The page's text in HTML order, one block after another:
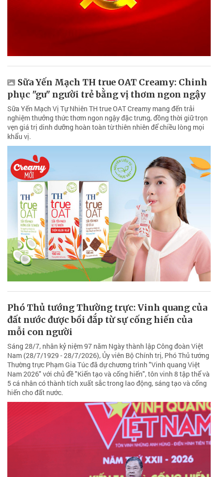
Sữa Yến Mạch TH true OAT Creamy: Chinh
phục "gu" người trẻ bằng vị thơm ngon ngậy
Sữa Yến Mạch Vị Tự Nhiên TH true OAT Creamy mang đến trải
nghiệm thưởng thức thơm ngon ngậy đặc trưng, đồng thời giữ trọn
vẹn giá trị dinh dưỡng hoàn toàn từ thiên nhiên để chiều lòng mọi
khẩu vị.
Phó Thủ tướng Thường trực: Vinh quang của
đất nước được bồi đắp từ sự cống hiến của
mỗi con người
Sáng 28/7, nhân kỷ niệm 97 năm Ngày thành lập Công đoàn Việt
Nam (28/7/1929 - 28/7/2026), Ủy viên Bộ Chính trị, Phó Thủ tướng
Thường trực Phạm Gia Túc đã dự chương trình "Vinh quang Việt
Nam 2026" với chủ đề "Kiến tạo và cống hiến", tôn vinh 8 tập thể và
5 cá nhân có thành tích xuất sắc trong lao động, sáng tạo và cống
hiến cho đất nước.